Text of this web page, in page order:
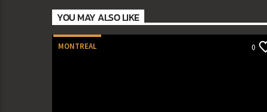
YOU MAY ALSO LIKE
MONTREAL 0